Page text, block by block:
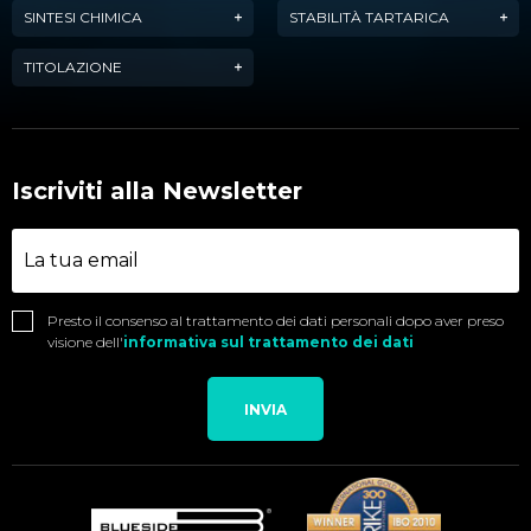
SINTESI CHIMICA STABILITÀ TARTARICA
TITOLAZIONE
Iscriviti alla Newsletter
Presto il consenso al trattamento dei dati personali dopo aver preso
visione dell'informativa sul trattamento dei dati
INVIA